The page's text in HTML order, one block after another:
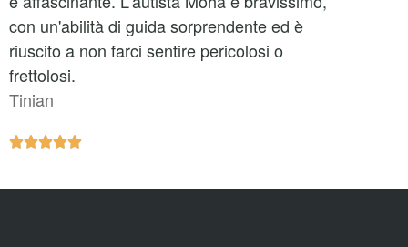
con un'abilità di guida sorprendente ed è
riuscito a non farci sentire pericolosi o
frettolosi.
Tinian
